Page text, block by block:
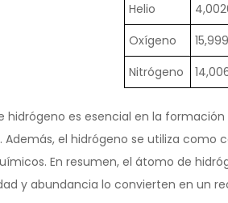
Helio
Oxígeno
Nitrógeno
hidrógeno es esencial en la
Además, el hidrógeno se utiliza
En resumen, el átomo de
y abundancia lo convierten en un